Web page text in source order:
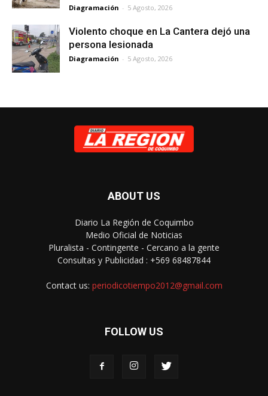
Diagramación - 5 Agosto, 2026
Violento choque en La Cantera dejó una
persona lesionada
Diagramación - 5 Agosto, 2026
ABOUT US
Diario La Región de Coquimbo
Medio Oficial de Noticias
Pluralista - Contingente - Cercano a la gente
Consultas y Publicidad : +569 68487844
Contact us: periodicotiempo2012@gmail.com
FOLLOW US